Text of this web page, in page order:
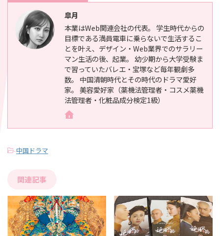
皐月
本業はWeb関連会社の代表。 学生時代からの
目標である満員電車に乗らないで生活するこ
とを叶え、デザイン・Web業界でのサラリー
マン生活の後、起業。 幼少期から大学受験ま
で習っていたバレエ・宝塚など毎年観劇多
数。 中国清朝時代とその時代のドラマ愛好
家。 美容愛好家（薬機法管理者・コスメ薬機
法管理者・化粧品成分検定1級）
-中国ドラマ
関連記事